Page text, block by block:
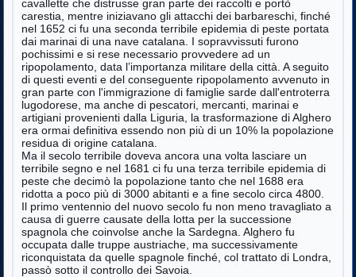
cavallette che distrusse gran parte dei raccolti e portò
carestia, mentre iniziavano gli attacchi dei barbareschi, finché
nel 1652 ci fu una seconda terribile epidemia di peste portata
dai marinai di una nave catalana. I sopravvissuti furono
pochissimi e si rese necessario provvedere ad un
ripopolamento, data l’importanza militare della città. A seguito
di questi eventi e del conseguente ripopolamento avvenuto in
gran parte con l'immigrazione di famiglie sarde dall'entroterra
lugodorese, ma anche di pescatori, mercanti, marinai e
artigiani provenienti dalla Liguria, la trasformazione di Alghero
era ormai definitiva essendo non più di un 10% la popolazione
residua di origine catalana.
Ma il secolo terribile doveva ancora una volta lasciare un
terribile segno e nel 1681 ci fu una terza terribile epidemia di
peste che decimò la popolazione tanto che nel 1688 era
ridotta a poco più di 3000 abitanti e a fine secolo circa 4800.
Il primo ventennio del nuovo secolo fu non meno travagliato a
causa di guerre causate della lotta per la successione
spagnola che coinvolse anche la Sardegna. Alghero fu
occupata dalle truppe austriache, ma successivamente
riconquistata da quelle spagnole finché, col trattato di Londra,
passò sotto il controllo dei Savoia.